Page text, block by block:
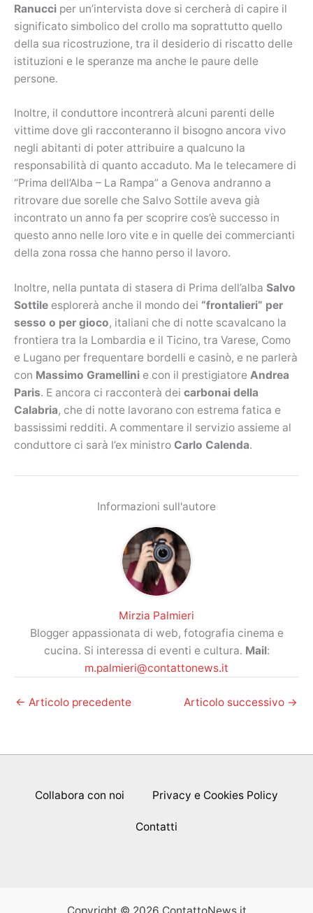
Ranucci per un’intervista dove si cercherà di capire il
significato simbolico del crollo ma soprattutto quello
della sua ricostruzione, tra il desiderio di riscatto delle
istituzioni e le speranze ma anche le paure delle
persone.
Inoltre, il conduttore incontrerà alcuni parenti delle
vittime dove gli racconteranno il bisogno ancora vivo
negli abitanti di poter attribuire a qualcuno la
responsabilità di quanto accaduto. Ma le telecamere di
“Prima dell’Alba – La Rampa” a Genova andranno a
ritrovare due sorelle che Salvo Sottile aveva già
incontrato un anno fa per scoprire cos’è successo in
questo anno nelle loro vite e in quelle dei commercianti
della zona rossa che hanno perso il lavoro.
Inoltre, nella puntata di stasera di Prima dell’alba Salvo
Sottile esplorerà anche il mondo dei “frontalieri” per
sesso o per gioco, italiani che di notte scavalcano la
frontiera tra la Lombardia e il Ticino, tra Varese, Como
e Lugano per frequentare bordelli e casinò, e ne parlerà
con Massimo Gramellini e con il prestigiatore Andrea
Paris. E ancora ci racconterà dei carbonai della
Calabria, che di notte lavorano con estrema fatica e
bassissimi redditi. A commentare il servizio assieme al
conduttore ci sarà l’ex ministro Carlo Calenda.
Informazioni sull'autore
Mirzia Palmieri
Blogger appassionata di web, fotografia cinema e
cucina. Si interessa di eventi e cultura. Mail:
m.palmieri@contattonews.it
← Articolo precedente Articolo successivo →
Collabora con noi Privacy e Cookies Policy
Contatti